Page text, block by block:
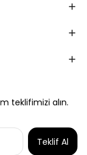
teklifimizi alın.
Teklif Al